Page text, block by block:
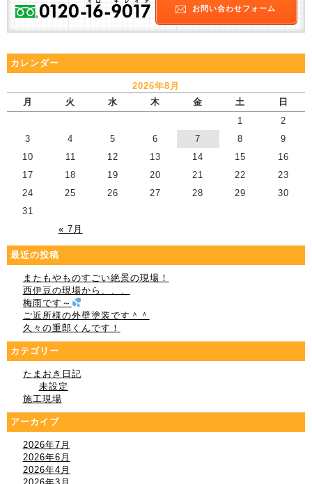
お問い合わせフォーム
カレンダー
2026年8月
月
火 水 木 金 土 日
« 7月
1
2
3
4 5 6 7 8
9
10
11 12 13 14 15
16
17
18 19 20 21 22
23
24
25 26 27 28 29
30
31
最近の投稿
またもやものすごい絶景の現場！
西伊豆の現場から、、、
梅雨です～
ご近所様の外壁塗装です＾＾
久々の重郎くんです！
カテゴリー
たまおき日記
未設定
施工現場
アーカイブ
2026年7月
2026年6月
2026年4月